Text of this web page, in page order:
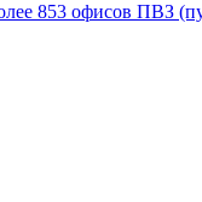
853 офисов